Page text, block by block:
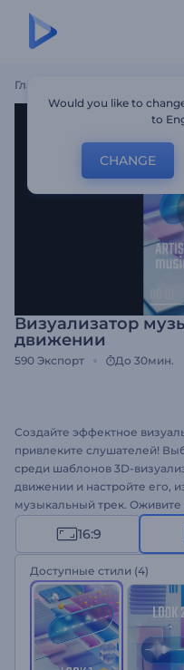
Главная
Визуализатор
движении
590 Экспорт До 30мин.
Создайте эффектное
привлеките слушателей!
среди шаблонов 3D-
движении и настройте его,
музыкальный трек.
песни, подкаст и другие
визуализацию музыки!
16:9
Доступные стили (4)
Would you like to
to
CHANGE